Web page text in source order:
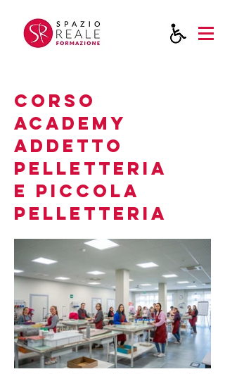
CORSO
ACADEMY
ADDETTO
PELLETTERIA
E PICCOLA
PELLETTERIA